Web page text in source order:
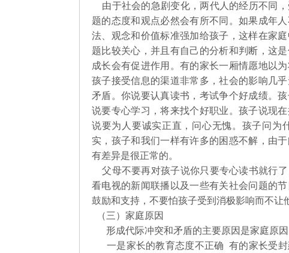
由于社会的急剧变化，两代人的经历不同
题的态度和观点必然会有所不同。如果成年
法、观念和价值标准强加给孩子，这样在家
题比较关心，并且有自己的分析和判断，这
成长会有促进作用。有的家长一厢情愿地以
孩子接受信息的渠道非常多，社会的影响几
矛盾。你说要认真读书，考试争个好成绩。
说要专心学习，将来找个好职业。孩子说现
说要为人要诚实正直，问心无愧。孩子问为
实，孩子和我们一样有许多的困惑不解，由
有差异是很正常的。
父母不要再对孩子说你只要专心读书就行
看电视的新闻联播以及一些有关社会问题的
鼓励和支持，不要怕孩子受到消极影响而不
（三）家庭原因
形成代际冲突和矛盾的主要原因是家庭原
一是家长的教育态度不正确 有的家长受封